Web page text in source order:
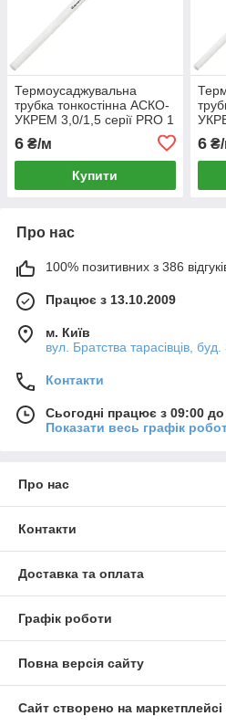
Термоусаджувальна
трубка тонкостінна АСКО-
УКРЕМ 3,0/1,5 серії PRO 1
метр біла (A0150040458)
6 ₴/м
Купити
6₴/
Про нас
100% позитивних з 386
Працює з 13.10.2009
м. Київ
вул. Братства тарасівців,
Контакти
Сьогодні працює з 09:00
Показати весь графік
Про нас
Контакти
Доставка та оплата
Графік роботи
Повна версія сайту
Сайт створено на маркетплейсі